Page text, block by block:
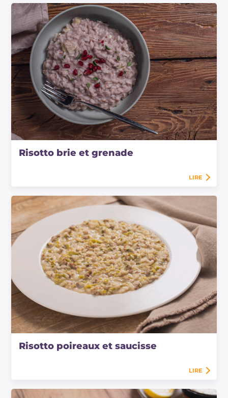
Risotto brie et grenade
LIRE
Risotto poireaux et saucisse
LIRE